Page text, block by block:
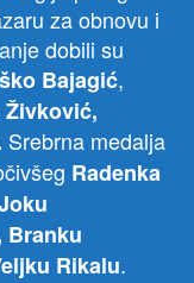
za obnovu i
dobili su
Bajagić,
Živković,
Srebrna medalja
Radenka
Rikalu.